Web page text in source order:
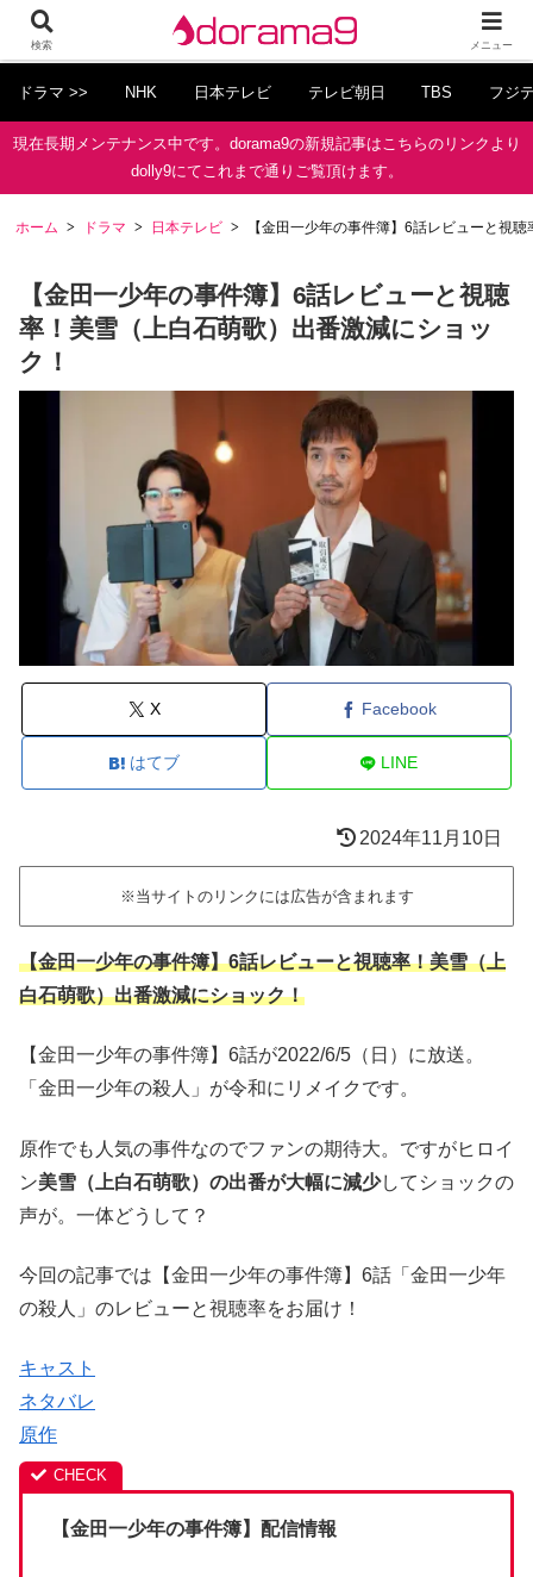
ドラマ >> NHK 日本テレビ テレビ朝日 TBS フジ
現在長期メンテナンス中です。dorama9の新規記事はこちらのリンクより
dolly9にてこれまで通りご覧頂けます。
ホーム ドラマ 日本テレビ 【金田一少年の事件簿】6話レビューと視
【金田一少年の事件簿】6話レビューと視聴
率！美雪（上白石萌歌）出番激減にショッ
ク！
X Facebook
はてブ LINE
2024年11月10日
※当サイトのリンクには広告が含まれます
【金田一少年の事件簿】6話レビューと視聴率！美雪（上
白石萌歌）出番激減にショック！
【金田一少年の事件簿】6話が2022/6/5（日）に放送。
「金田一少年の殺人」が令和にリメイクです。
原作でも人気の事件なのでファンの期待大。ですがヒロイ
ン美雪（上白石萌歌）の出番が大幅に減少してショックの
声が。一体どうして？
今回の記事では【金田一少年の事件簿】6話「金田一少年
の殺人」のレビューと視聴率をお届け！
キャスト
ネタバレ
原作
【金田一少年の事件簿】 配信情報
検索 メニュー